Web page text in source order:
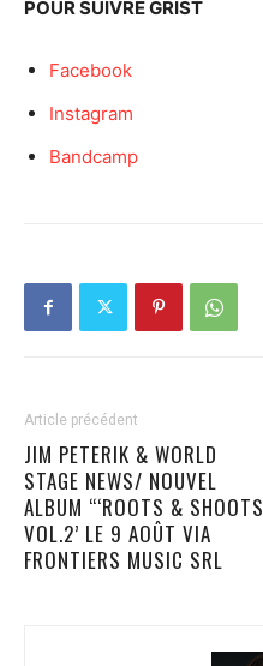
POUR SUIVRE GRIST
Facebook
Instagram
Bandcamp
Article précédent
JIM PETERIK & WORLD
STAGE NEWS/ NOUVEL
ALBUM “‘ROOTS & SHOOTS
VOL.2’ LE 9 AOÛT VIA
FRONTIERS MUSIC SRL